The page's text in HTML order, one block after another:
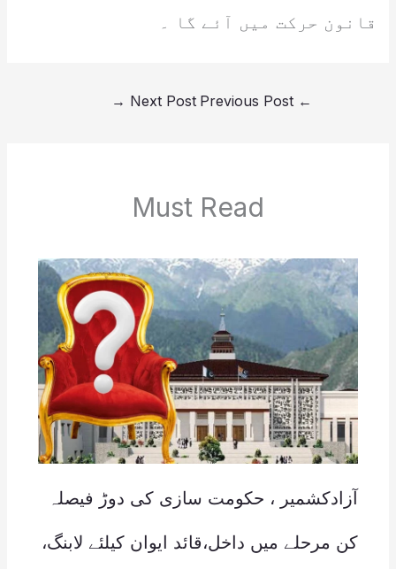
قانون حرکت میں آئے گا ۔
←
Next Post
→
Must Read
آزادکشمیر ، حکومت سازی کی دوڑ فیصلہ
کن مرحلے میں داخل،قائد ایوان کیلئے لابنگ،